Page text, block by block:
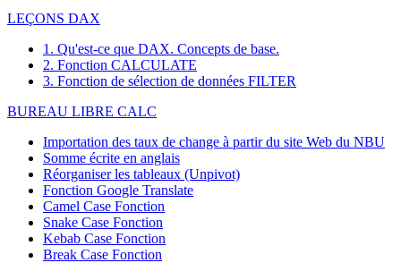
LEÇONS DAX
1. Qu'est-ce que DAX. Concepts de base.
2. Fonction CALCULATE
3. Fonction de sélection de données FILTER
BUREAU LIBRE CALC
Importation des taux de change à partir du site Web du NBU
Somme écrite en anglais
Réorganiser les tableaux (Unpivot)
Fonction Google Translate
Camel Case Fonction
Snake Case Fonction
Kebab Case Fonction
Break Case Fonction